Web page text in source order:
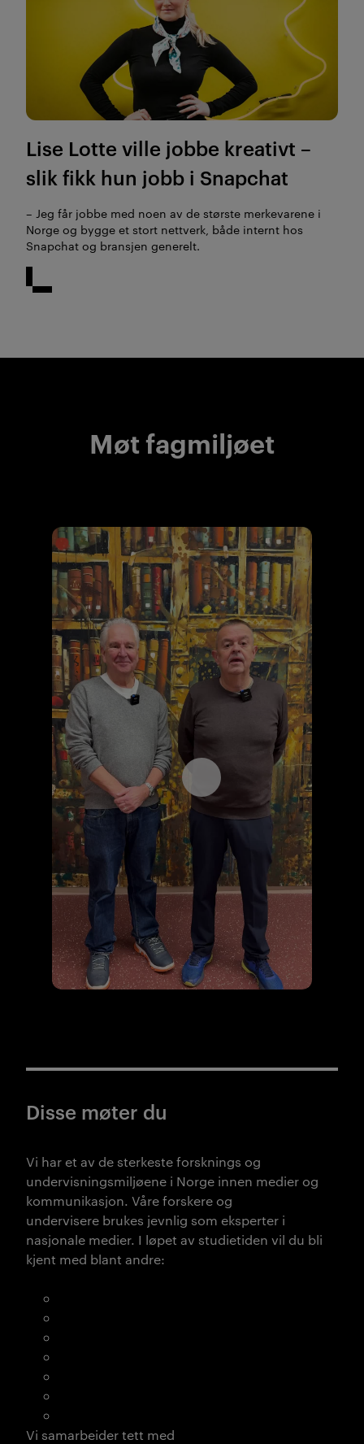
Lise Lotte ville jobbe kreativt –
slik fikk hun jobb i Snapchat
– Jeg får jobbe med noen av de største merkevarene i
Norge og bygge et stort nettverk, både internt hos
Snapchat og bransjen generelt.
Møt fagmiljøet
Åpne videospilleren
Disse møter du
Vi har et av de sterkeste forsknings og
undervisningsmiljøene i Norge innen medier og
kommunikasjon. Våre forskere og
undervisere brukes jevnlig som eksperter i
nasjonale medier. I løpet av studietiden vil du bli
kjent med blant andre:
Vi samarbeider tett med